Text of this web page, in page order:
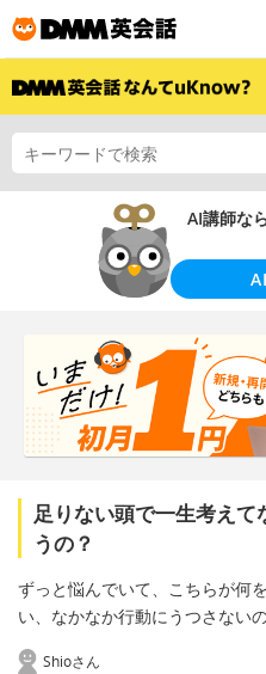
AI講師な
足りない頭で一生考え
うの？
ずっと悩んでいて、こちらが何
い、なかなか行動にうつさない
Shioさん